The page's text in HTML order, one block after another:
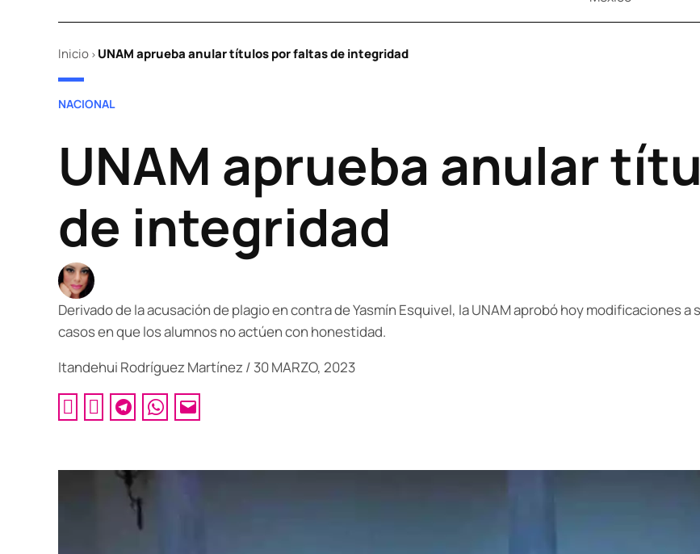
Inicio > UNAM aprueba anular títulos por faltas de integridad
POSTED
NACIONAL
UNAM aprueba anular
de integridad
Derivado de la acusación de plagio en contra de Yasmín Esquivel, la UNAM aprobó hoy modificaciones
casos en que los alumnos no actúen con honestidad.
Itandehui Rodríguez Martínez / 30 MARZO, 2023